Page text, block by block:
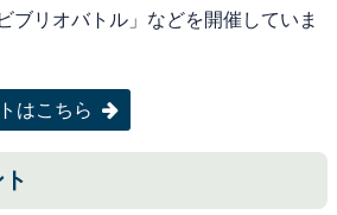
ブリオバトル」などを開催していま
はこちら